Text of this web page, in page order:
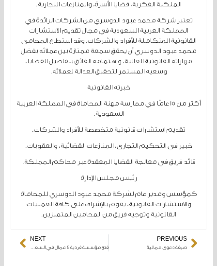
الملكية الفكرية، قضايا الأسرة، والمنازعات التجارية.
تعتبر شركة محمد عبود الدوسري من الشركات الرائدة في
المملكة العربية السعودية في مجال تقديم الاستشارات
القانونية المتكاملة للأفراد والشركات. وقد استطاع المحامي
محمد عبود الدوسري أن يحقق سمعة ممتازة بين عملائه بفضل
مهاراته القانونية العالية، واهتمامه الفائق بتفاصيل القضايا،
وسعيه المستمر لتحقيق العدالة لعملائه.
خبرته القانونية
أكثر من 15 عامًا في ممارسة مهنة المحاماة في المملكة العربية
السعودية.
تقديم استشارات قانونية متخصصة للأفراد والشركات.
خبير في التحكيم التجاري، المنازعات القضائية، والعقوبات.
قائد فريق في معالجة القضايا المعقدة عبر محاكم المملكة.
رئيس مجلس الإدارة
كمؤسس ومدير عام لشركة محمد عبود الدوسري للمحاماة
والاستشارات القانونية، يقوم بالإشراف على كافة العمليات
القانونية وتوجيه فريق من المحامين المتميزين.
Prev
PREVIOUS
صيغة دعوى عمالية
NEXT
فتح مؤسسة فردية ٤ عمال في السعودية: الشروط والخطواتNext